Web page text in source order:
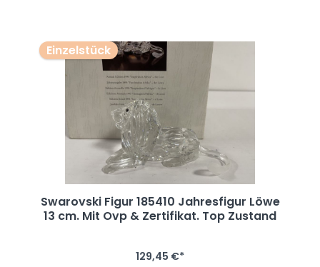
Einzelstück
Swarovski Figur 185410 Jahresfigur Löwe
13 cm. Mit Ovp & Zertifikat. Top Zustand
129,45 €*